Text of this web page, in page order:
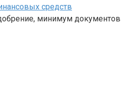
средств
минимум документов